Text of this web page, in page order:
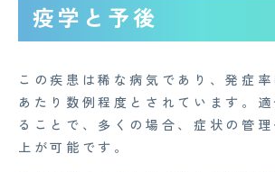
疫学と予後
この疾患は稀な病気であり、発症
あたり数例程度とされています。
ることで、多くの場合、症状の管
上が可能です。